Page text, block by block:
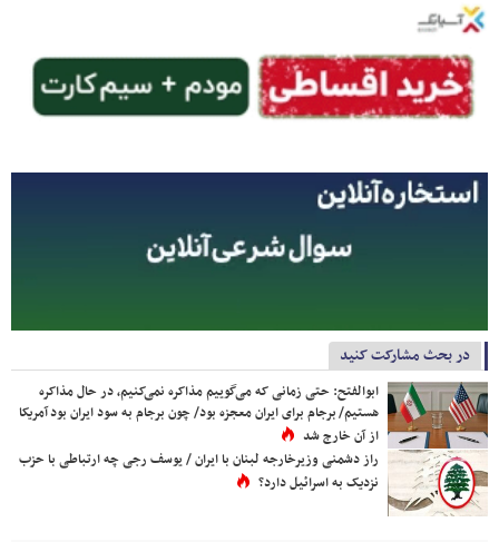
در بحث مشارکت کنید
ابوالفتح: حتی زمانی که می‌گوییم مذاکره نمی‌کنیم، در حال مذاکره
هستیم/ برجام برای ایران معجزه بود/ چون برجام به سود ایران بود آمریکا
از آن خارج شد
راز دشمنی وزیرخارجه لبنان با ایران / یوسف رجی چه ارتباطی با حزب
نزدیک به اسرائیل دارد؟